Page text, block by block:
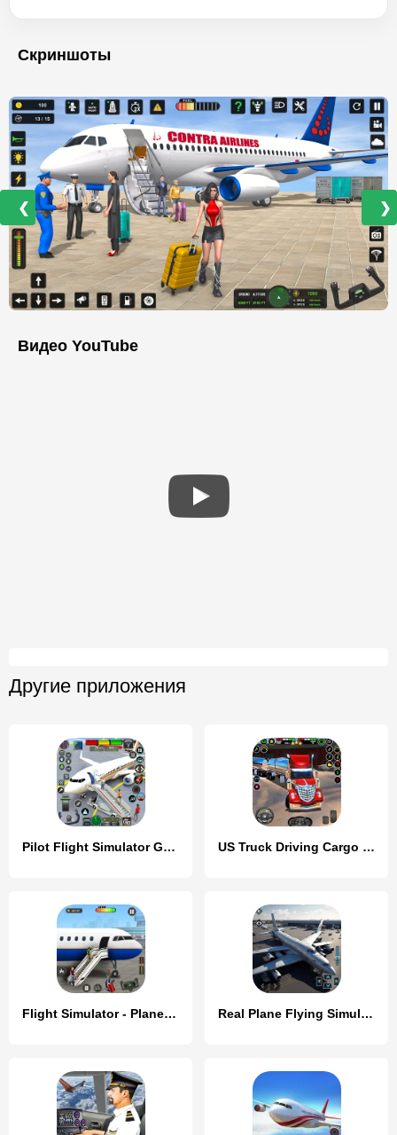
Скриншоты
❮ ❯
Видео YouTube
Другие приложения
Pilot Flight Simulator Games US Truck Driving Cargo Game 3D
Flight Simulator - Plane Games Real Plane Flying Simulator